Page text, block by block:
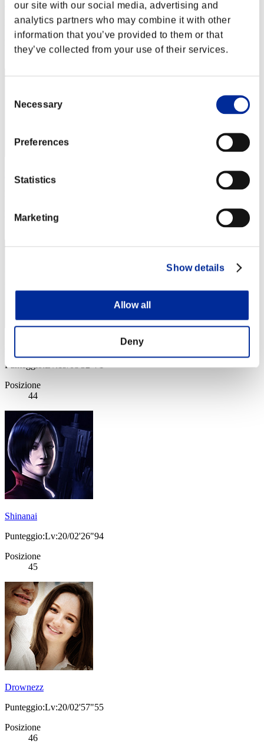
our site with our social media, advertising and
analytics partners who may combine it with other
information that you’ve provided to them or that
they’ve collected from your use of their services.
Selection
Necessary
Preferences
Statistics
Marketing
Show details
Allow all
Deny
BGHITOSAKUGD
Punteggio:Lv:18/22'08"53
42
EXY
Posizione
43
Punteggio:Lv:19/08'32"71
Posizione
44
Shinanai
Punteggio:Lv:20/02'26"94
Posizione
45
Drownezz
Punteggio:Lv:20/02'57"55
Posizione
46